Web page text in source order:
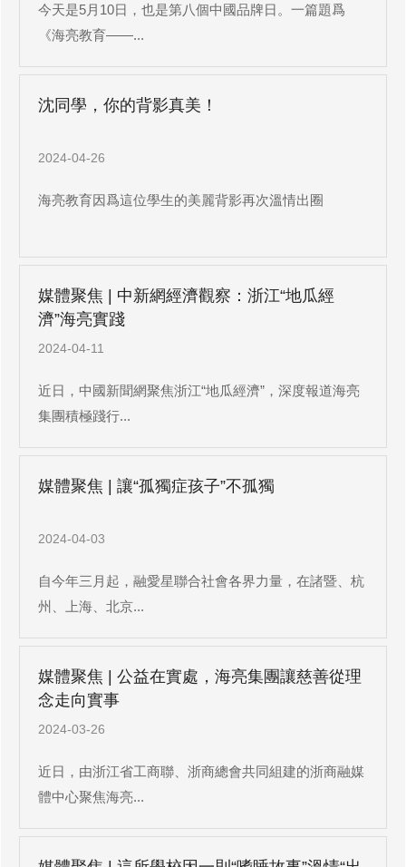
今天是5月10日，也是第八個中國品牌日。一篇題爲
《海亮教育——...
沈同學，你的背影真美！
2024-04-26
海亮教育因爲這位學生的美麗背影再次溫情出圈
媒體聚焦 | 中新網經濟觀察：浙江“地瓜經
濟”海亮實踐
2024-04-11
近日，中國新聞網聚焦浙江“地瓜經濟”，深度報道海亮
集團積極踐行...
媒體聚焦 | 讓“孤獨症孩子”不孤獨
2024-04-03
自今年三月起，融愛星聯合社會各界力量，在諸暨、杭
州、上海、北京...
媒體聚焦 | 公益在實處，海亮集團讓慈善從理
念走向實事
2024-03-26
近日，由浙江省工商聯、浙商總會共同組建的浙商融媒
體中心聚焦海亮...